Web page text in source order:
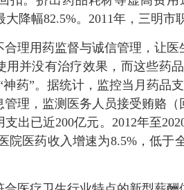
大降幅82.5%。2011年，三明
用药监督与诚信管理，让医
用并没有治疗效果，而这些药
神药”。据统计，监控当月药品
管理，监测医务人员接受贿赂
出已近200亿元。2012年至
院医药收入增速为8.5%，低